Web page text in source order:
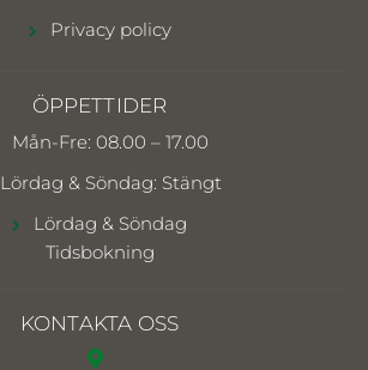
Privacy policy
ÖPPETTIDER
Mån-Fre: 08.00 – 17.00
Lördag & Söndag: Stängt
Lördag & Söndag
Tidsbokning
KONTAKTA OSS